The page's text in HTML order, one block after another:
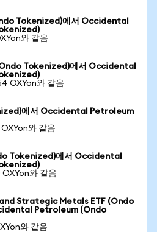
Tokenized)에서 Occidental
와 같음
Tokenized)에서 Occidental
OXYon와 같음
에서 Occidental Petroleum
와 같음
Tokenized)에서 Occidental
와 같음
Strategic Metals ETF (Ondo
Petroleum (Ondo
와 같음